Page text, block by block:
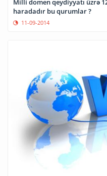
Milli domen qeydiyyatı üzrə
haradadır bu qurumlar ?
11-09-2014